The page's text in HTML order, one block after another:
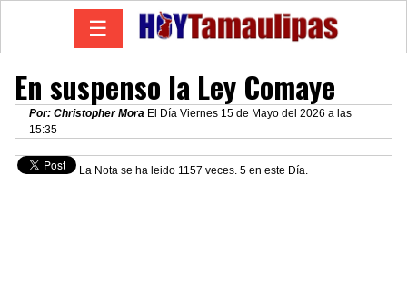
☰
En suspenso la Ley Comaye
Por: Christopher Mora El Día Viernes 15 de Mayo del 2026 a las
15:35
La Nota se ha leido 1157 veces. 5 en este Día.